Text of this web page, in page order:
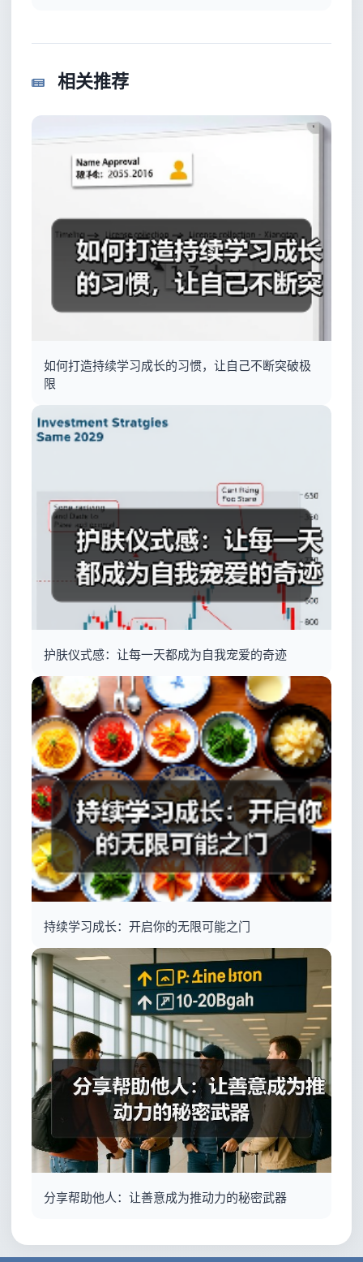
相关推荐
如何打造持续学习成长的习惯，让自己不断突破极
限
护肤仪式感：让每一天都成为自我宠爱的奇迹
持续学习成长：开启你的无限可能之门
分享帮助他人：让善意成为推动力的秘密武器